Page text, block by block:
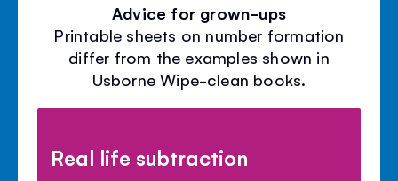
Advice for grown-ups
Printable sheets on number formation
differ from the examples shown in
Usborne Wipe-clean books.
Real life subtraction